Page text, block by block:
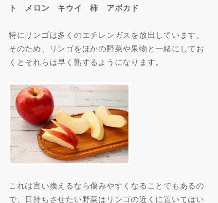
ト メロン キウイ 柿 アボカド
特にリンゴは多くのエチレンガスを放出しています。
そのため、リンゴをほかの野菜や果物と一緒にしてお
くとそれらは早く熟するようになります。
これは言い換えるなら傷みやすくなることでもあるの
で、日持ちさせたい野菜はリンゴの近くに置いてはい